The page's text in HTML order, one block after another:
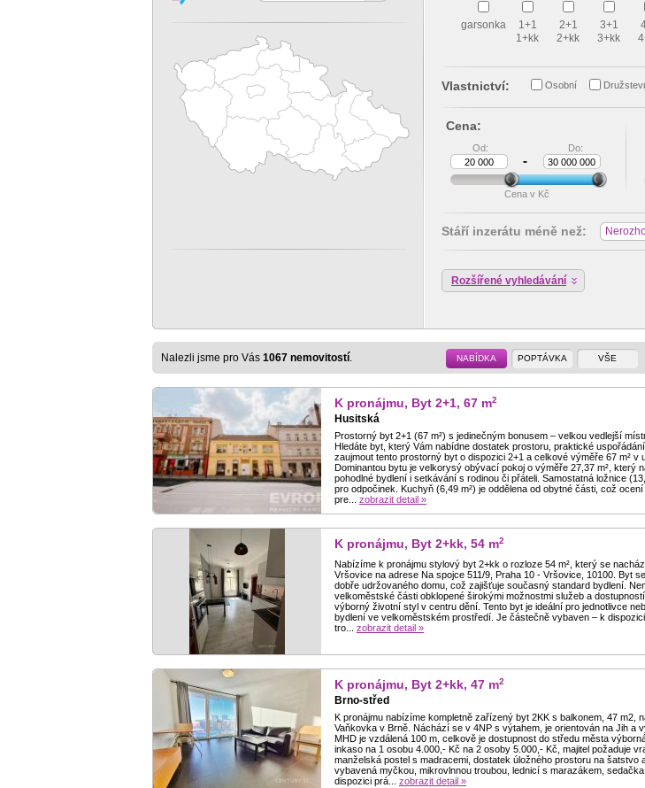
garsonka
1+1
1+kk
2+1
2+kk
3+1
3+kk
Vlastnictví: Osobní
Cena:
-
Cena v Kč
Od: Do:
Stáří inzerátu méně než:
Rozšířené vyhledávání
NABÍDKA POPTÁVKA VŠE
Nalezli jsme pro Vás 1067 nemovitostí.
K pronájmu, Byt 2+1, 67 m2
Husitská
Prostorný byt 2+1 (67 m²) s jedinečným bonusem – velkou vedlejší
Hledáte byt, který Vám nabídne dostatek prostoru, praktické
zaujmout tento prostorný byt o dispozici 2+1 a celkové výměře 67 m² v
Dominantou bytu je velkorysý obývací pokoj o výměře 27,37 m², který
pohodlné bydlení i setkávání s rodinou či přáteli. Samostatná ložnice
pro odpočinek. Kuchyň (6,49 m²) je oddělena od obytné části, což
pre... zobrazit detail »
K pronájmu, Byt 2+kk, 54 m2
Nabízíme k pronájmu stylový byt 2+kk o rozloze 54 m², který se
Vršovice na adrese Na spojce 511/9, Praha 10 - Vršovice, 10100. Byt
dobře udržovaného domu, což zajišťuje současný standard bydlení.
velkoměstské části obklopené širokými možnostmi služeb a
výborný životní styl v centru dění. Tento byt je ideální pro jednotlivce
bydlení ve velkoměstském prostředí. Je částečně vybaven – k
tro... zobrazit detail »
K pronájmu, Byt 2+kk, 47 m2
Brno-střed
K pronájmu nabízíme kompletně zařízený byt 2KK s balkonem, 47 m2,
Vaňkovka v Brně. Náchází se v 4NP s výtahem, je orientován na Jih a
MHD je vzdálená 100 m, celkově je dostupnost do středu města
inkaso na 1 osobu 4.000,- Kč na 2 osoby 5.000,- Kč, majitel požaduje
manželská postel s madracemi, dostatek úložného prostoru na šatstvo
vybavená myčkou, mikrovlnnou troubou, lednicí s marazákem,
dispozici prá... zobrazit detail »